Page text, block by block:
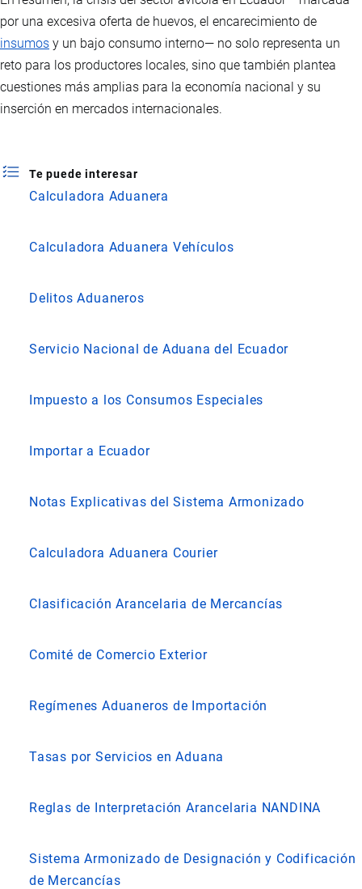
por una excesiva oferta de huevos, el encarecimiento de
insumos y un bajo consumo interno— no solo representa un
reto para los productores locales, sino que también plantea
cuestiones más amplias para la economía nacional y su
inserción en mercados internacionales.
Te puede interesar
Calculadora Aduanera
Calculadora Aduanera Vehículos
Delitos Aduaneros
Servicio Nacional de Aduana del Ecuador
Impuesto a los Consumos Especiales
Importar a Ecuador
Notas Explicativas del Sistema Armonizado
Calculadora Aduanera Courier
Clasificación Arancelaria de Mercancías
Comité de Comercio Exterior
Regímenes Aduaneros de Importación
Tasas por Servicios en Aduana
Reglas de Interpretación Arancelaria NANDINA
Sistema Armonizado de Designación y Codificación
de Mercancías